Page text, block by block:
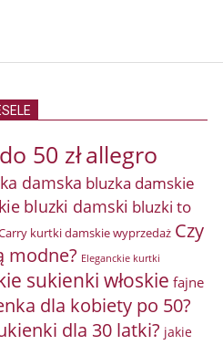
50 złallegro
damska bluzka damskie
bluzki damski bluzki to
kurtki damskie wyprzedaż Czy
modne? Eleganckie kurtki
sukienki włoskie fajne
dla kobiety po 50?
dla 30 latki? jakie